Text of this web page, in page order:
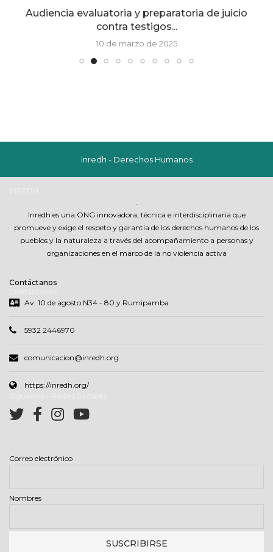
Audiencia evaluatoria y preparatoria de juicio
contra testigos...
10 de marzo de 2025
Inredh - Derechos Humanos
.
Inredh es una ONG innovadora, técnica e interdisciplinaria que
promueve y exige el respeto y garantia de los derechos humanos de los
pueblos y la naturaleza a través del acompañamiento a personas y
organizaciones en el marco de la no violencia activa
Contáctanos
Av. 10 de agosto N34 - 80 y Rumipamba
5932 2446970
comunicacion@inredh.org
https://inredh.org/
Correo electrónico
Nombres